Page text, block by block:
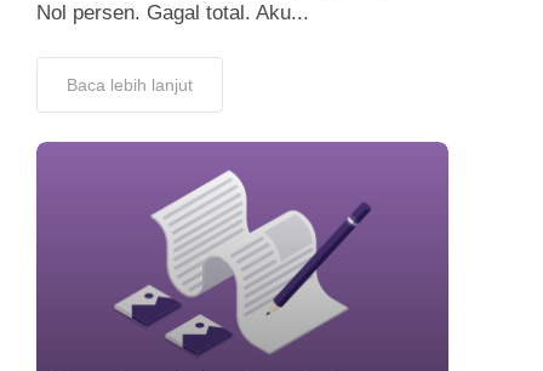
Nol persen. Gagal total. Aku...
Baca lebih lanjut